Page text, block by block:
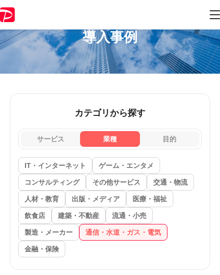
導入事例
カテゴリから探す
サービス 業種 目的
IT・インターネット ゲーム・エンタメ
コンサルティング その他サービス 交通・物流
人材・教育 出版・メディア 医療・福祉
飲食店 建築・不動産 流通・小売
製造・メーカー 通信・水道・ガス・電気
金融・保険